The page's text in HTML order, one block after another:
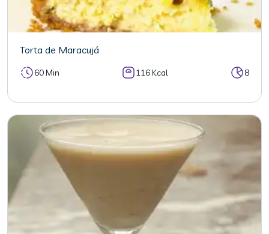
Torta de Maracujá
60 Min 116 Kcal 8